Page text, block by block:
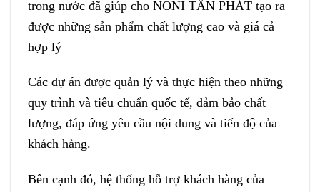
trong nước đã giúp cho NONI TẤN PHÁT tạo ra
được những sản phẩm chất lượng cao và giá cả
hợp lý
Các dự án được quản lý và thực hiện theo những
quy trình và tiêu chuẩn quốc tế, đảm bảo chất
lượng, đáp ứng yêu cầu nội dung và tiến độ của
khách hàng.
Bên cạnh đó, hệ thống hỗ trợ khách hàng của